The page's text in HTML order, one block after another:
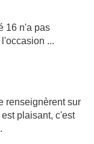
16 n'a pas
...
renseignèrent sur
plaisant, c'est